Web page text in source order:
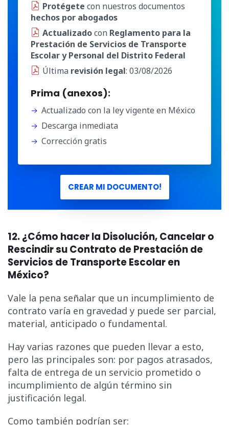
Protégete con nuestros documentos
hechos por abogados
Actualizadocon Reglamento para la
Prestación de Servicios de Transporte
Escolar y Personal del Distrito Federal
Última revisión legal: 03/08/2026
Prima (anexos):
Actualizado con la ley vigente en México
Descarga inmediata
Corrección gratis
CREAR MI DOCUMENTO!
12. ¿Cómo hacer la Disolución, Cancelar o
Rescindir su Contrato de Prestación de
Servicios de Transporte Escolar en
México?
Vale la pena señalar que un incumplimiento de
contrato varía en gravedad y puede ser parcial,
material, anticipado o fundamental.
Hay varias razones que pueden llevar a esto,
pero las principales son: por pagos atrasados,
falta de entrega de un servicio prometido o
incumplimiento de algún término sin
justificación legal.
Como también podrían ser: